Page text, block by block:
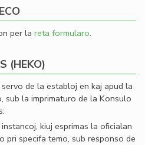
per la reta formularo.
(HEKO)
de la establoj en kaj apud la
sub la imprimaturo de la Konsulo
kiuj esprimas la oﬁcialan
pri specifa temo, sub responso de